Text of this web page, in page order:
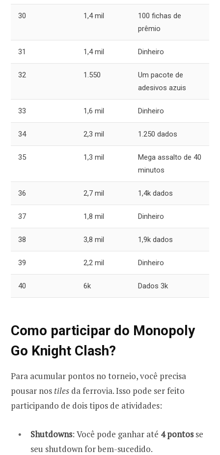
30 1,4 mil
100 fichas de
prêmio
31 1,4 mil Dinheiro
32 1.550
Um pacote de
adesivos azuis
33 1,6 mil Dinheiro
34 2,3 mil 1.250 dados
35 1,3 mil
Mega assalto de 40
minutos
36 2,7 mil 1,4k dados
37 1,8 mil Dinheiro
38 3,8 mil 1,9k dados
39 2,2 mil Dinheiro
40 6k Dados 3k
Como participar do Monopoly
Go Knight Clash?
Para acumular pontos no torneio, você precisa
pousar nos tiles da ferrovia. Isso pode ser feito
participando de dois tipos de atividades:
Shutdowns: Você pode ganhar até 4 pontosse
seu shutdown for bem-sucedido.